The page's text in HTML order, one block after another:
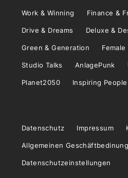
Work & Winning Finance &
Drive & Dreams Deluxe &
Green & Generation Female
Studio Talks AnlagePunk
Planet2050 Inspiring People
Datenschutz Impressum
Allgemeinen
Datenschutzeinstellungen